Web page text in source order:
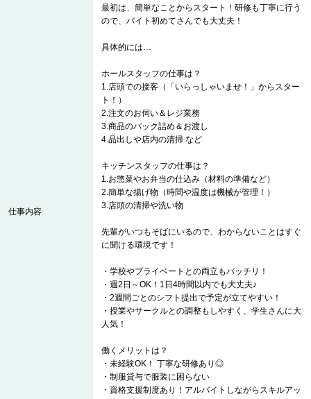
仕事内容
最初は、簡単なことからスタート！研修も丁寧に行う
ので、バイト初めてさんでも大丈夫！
具体的には…
ホールスタッフの仕事は？
1.店頭での接客（「いらっしゃいませ！」からスター
ト！）
2.注文のお伺い＆レジ業務
3.商品のパック詰め＆お渡し
4.品出しや店内の清掃 など
キッチンスタッフの仕事は？
1.お惣菜やお弁当の仕込み（材料の準備など）
2.簡単な揚げ物（時間や温度は機械が管理！）
3.店頭の清掃や洗い物
先輩がいつもそばにいるので、わからないことはすぐ
に聞ける環境です！
・学校やプライベートとの両立もバッチリ！
・週2日～OK！1日4時間以内でも大丈夫♪
・2週間ごとのシフト提出で予定が立てやすい！
・授業やサークルとの調整もしやすく、学生さんに大
人気！
働くメリットは？
・未経験OK！ 丁寧な研修あり◎
・制服貸与で服装に困らない
・資格支援制度あり！アルバイトしながらスキルアッ